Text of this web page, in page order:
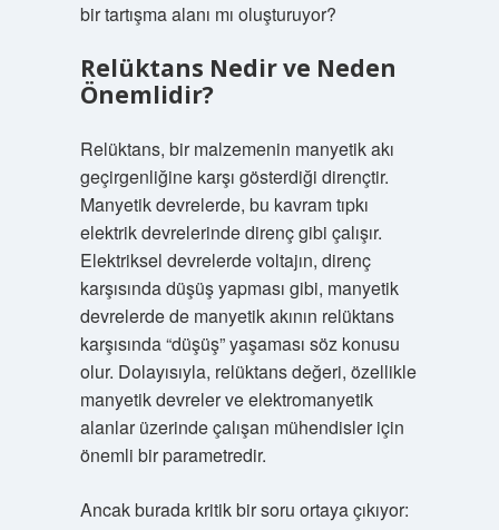
bir tartışma alanı mı oluşturuyor?
Relüktans Nedir ve Neden
Önemlidir?
Relüktans, bir malzemenin manyetik akı
geçirgenliğine karşı gösterdiği dirençtir.
Manyetik devrelerde, bu kavram tıpkı
elektrik devrelerinde direnç gibi çalışır.
Elektriksel devrelerde voltajın, direnç
karşısında düşüş yapması gibi, manyetik
devrelerde de manyetik akının relüktans
karşısında “düşüş” yaşaması söz konusu
olur. Dolayısıyla, relüktans değeri, özellikle
manyetik devreler ve elektromanyetik
alanlar üzerinde çalışan mühendisler için
önemli bir parametredir.
Ancak burada kritik bir soru ortaya çıkıyor: